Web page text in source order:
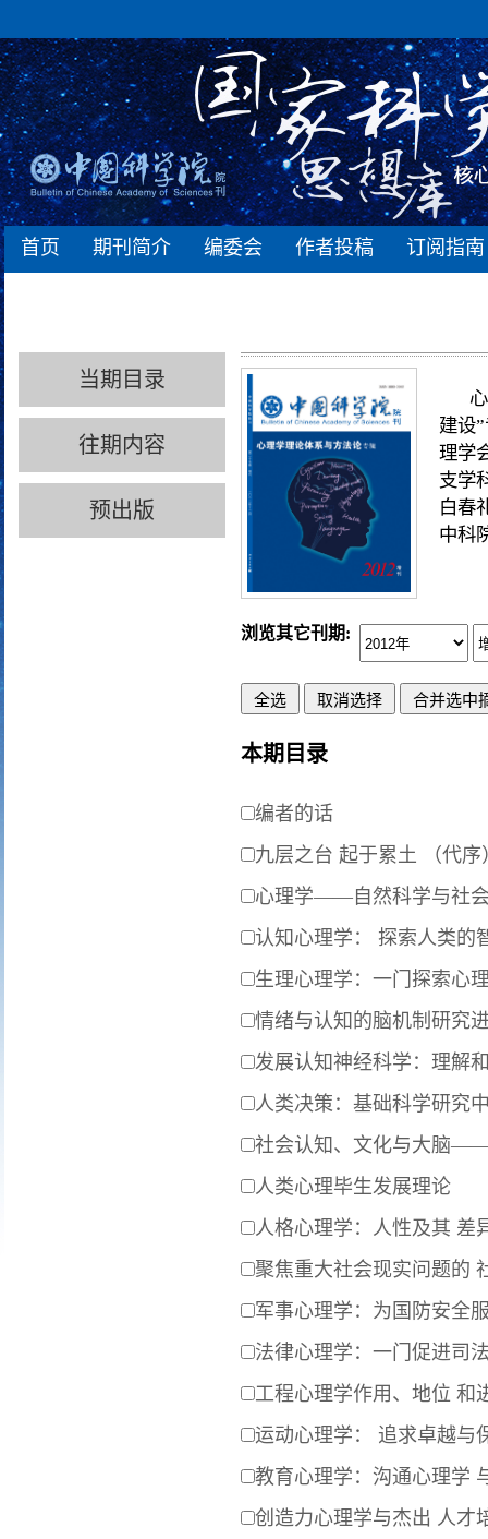
首页 期刊简介 编委会 作者投稿 订阅指南
当期目录
往期内容
预出版
建设
理学
支学
白春
中科
浏览其它刊期:
本期目录
编者的话
九层之台 起于累土 （代序
心理学——自然科学与社
认知心理学： 探索人类的
生理心理学：一门探索心
情绪与认知的脑机制研究
发展认知神经科学：理解
人类决策：基础科学研究
社会认知、文化与大脑
人类心理毕生发展理论
人格心理学：人性及其 差
聚焦重大社会现实问题的
军事心理学：为国防安全
法律心理学：一门促进司
工程心理学作用、地位 和
运动心理学： 追求卓越与
教育心理学：沟通心理学
创造力心理学与杰出 人才